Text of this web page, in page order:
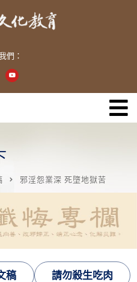
們：
邪淫怨業深 死墮地獄苦
稿 請勿殺生吃肉